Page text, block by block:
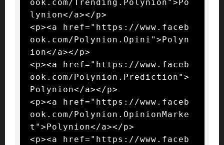
ook.com/Trending.Polynion">Po
lynion</a></p>
<p><a href="https://www.faceb
ook.com/Polynion.Opini">Polyn
ion</a></p>
<p><a href="https://www.faceb
ook.com/Polynion.Prediction">
Polynion</a></p>
<p><a href="https://www.faceb
ook.com/Polynion.OpinionMarke
t">Polynion</a></p>
<p><a href="https://www.faceb